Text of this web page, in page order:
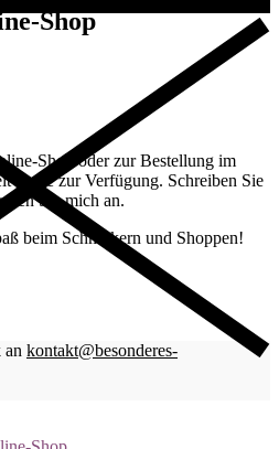
Shop
Shop oder zur Bestellung im
gerne zur Verfügung. Schreiben Sie
Sie mich an.
beim Schmökern und Shoppen!
an kontakt@besonderes-